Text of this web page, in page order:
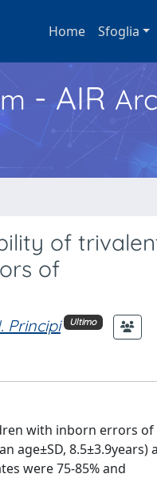
Home Sfoglia
- AIR
of
of
Principi Ultimo
with inborn errors of
age±SD, 8.5±3.9years)
were 75-85% and